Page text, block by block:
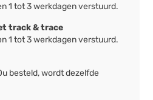
1 tot 3 werkdagen verstuurd.
track & trace
1 tot 3 werkdagen verstuurd.
besteld, wordt dezelfde